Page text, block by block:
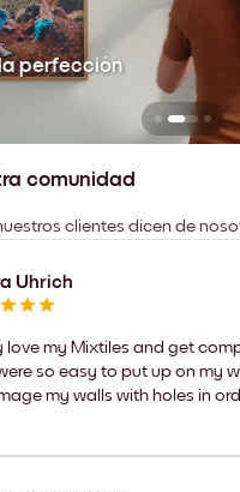
perfección
comunidad
clientes dicen de
Uhrich
love my Mixtiles and get
so easy to put up on my
my walls with holes in